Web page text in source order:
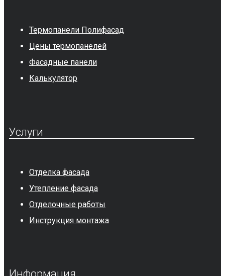
Термопанели Полифасад
Цены термопанелей
Фасадные панели
Калькулятор
Услуги
Отделка фасада
Утепление фасада
Отделочные работы
Инструкция монтажа